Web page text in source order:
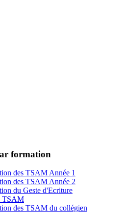
formation
des TSAM Année 1
des TSAM Année 2
du Geste d'Ecriture
TSAM
des TSAM du collégien